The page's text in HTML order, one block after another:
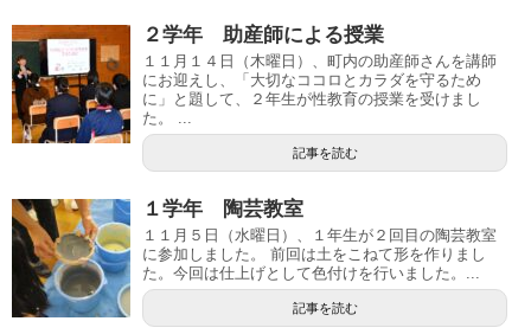
２学年 助産師による授業
１１月１４日（木曜日）、町内の助産師さんを講師
にお迎えし、「大切なココロとカラダを守るため
に」と題して、２年生が性教育の授業を受けまし
た。 ...
記事を読む
１学年 陶芸教室
１１月５日（水曜日）、１年生が２回目の陶芸教室
に参加しました。 前回は土をこねて形を作りまし
た。今回は仕上げとして色付けを行いました。...
記事を読む